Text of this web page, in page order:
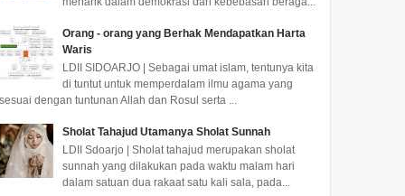
Orang - orang yang Berhak Mendapatkan Harta
Waris
LDII SIDOARJO | Sebagai umat islam, tentunya kita
di tuntut untuk memperdalam ilmu agama yang
sesuai dengan tuntunan Allah dan Rosul serta ...
Sholat Tahajud Utamanya Sholat Sunnah
LDII Sdoarjo | Sholat tahajud merupakan sholat
sunnah yang dilakukan pada waktu malam hari
dalam satuan dua rakaat satu kali sala, pada...